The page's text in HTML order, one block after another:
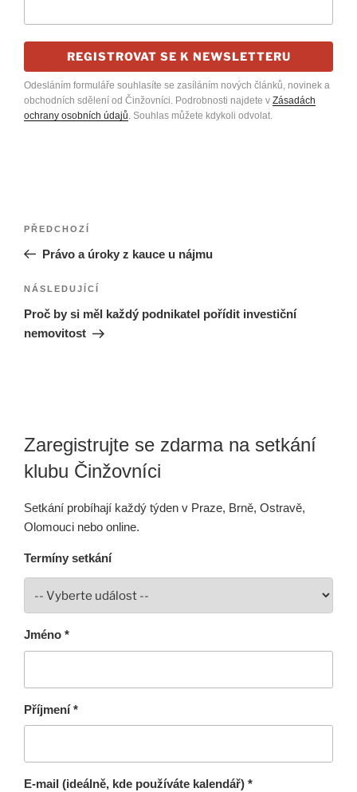
REGISTROVAT SE K NEWSLETTERU
Odesláním formuláře souhlasíte se zasíláním nových článků, novinek a
obchodních sdělení od Činžovníci. Podrobnosti najdete v Zásadách
ochrany osobních údajů . Souhlas můžete kdykoli odvolat.
Navigace
příspěvek
Předchozí
příspěvek
PŘEDCHOZÍ
Právo a úroky z kauce u nájmu
Následující
příspěvek
NÁSLEDUJÍCÍ
Proč by si měl každý podnikatel pořídit investiční
nemovitost
Zaregistrujte se zdarma na setkání
klubu Činžovníci
Setkání probíhají každý týden v Praze, Brně, Ostravě,
Olomouci nebo online.
Termíny setkání
Jméno *
Příjmení *
E-mail (ideálně, kde používáte kalendář) *